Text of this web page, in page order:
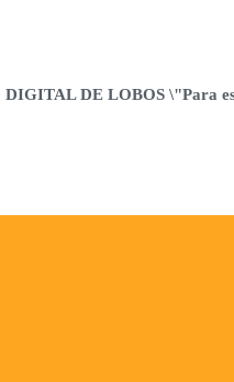
DE LOBOS \"Para